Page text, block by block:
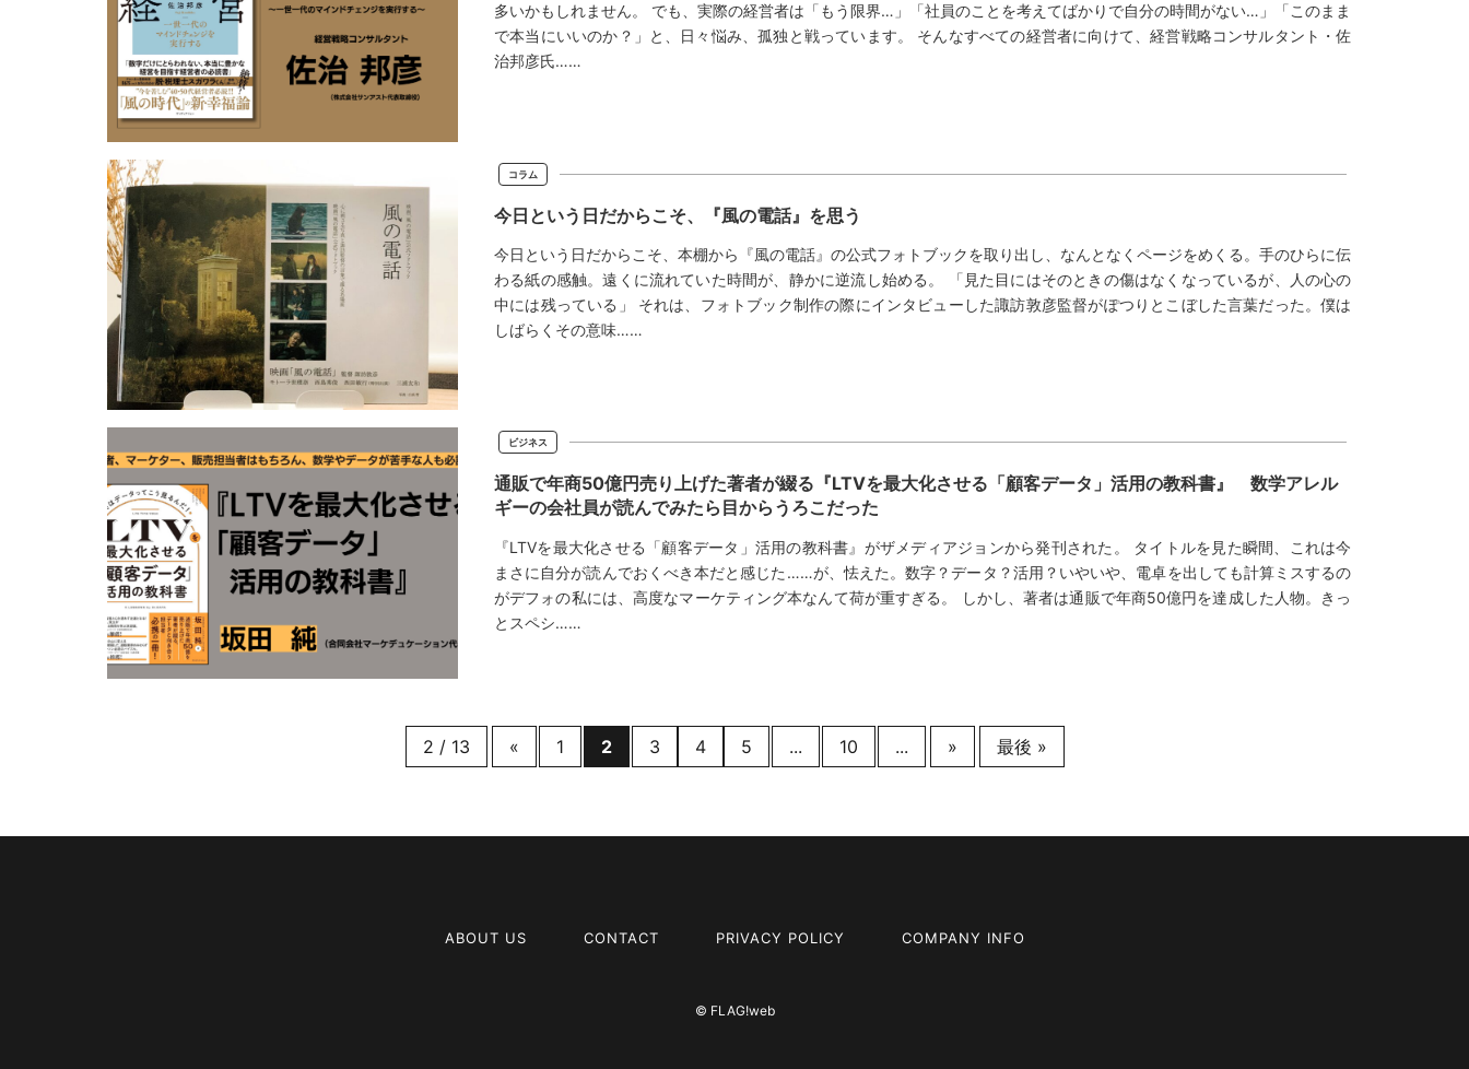
多いかもしれません。 でも、実際の経営者は「もう限界…」「社員のことを考えてばかりで自分の時間がない…」「このまま
で本当にいいのか？」と、日々悩み、孤独と戦っています。 そんなすべての経営者に向けて、経営戦略コンサルタント・佐
治邦彦氏……
コラム
今日という日だからこそ、『風の電話』を思う
今日という日だからこそ、本棚から『風の電話』の公式フォトブックを取り出し、なんとなくページをめくる。手のひらに伝
わる紙の感触。遠くに流れていた時間が、静かに逆流し始める。 「見た目にはそのときの傷はなくなっているが、人の心の
中には残っている」 それは、フォトブック制作の際にインタビューした諏訪敦彦監督がぽつりとこぼした言葉だった。僕は
しばらくその意味……
ビジネス
通販で年商50億円売り上げた著者が綴る『LTVを最大化させる「顧客データ」活用の教科書』 数学アレル
ギーの会社員が読んでみたら目からうろこだった
『LTVを最大化させる「顧客データ」活用の教科書』がザメディアジョンから発刊された。 タイトルを見た瞬間、これは今
まさに自分が読んでおくべき本だと感じた……が、怯えた。数字？データ？活用？いやいや、電卓を出しても計算ミスするの
がデフォの私には、高度なマーケティング本なんて荷が重すぎる。 しかし、著者は通販で年商50億円を達成した人物。きっ
とスペシ……
2 / 13 « 1 2 3 4 5 ... 10 ... » 最後 »
ABOUT US CONTACT PRIVACY POLICY COMPANY INFO
© FLAG!web